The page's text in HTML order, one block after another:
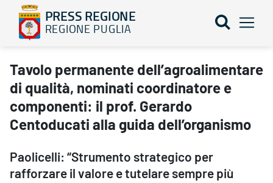
PRESS REGIONE
REGIONE PUGLIA
Tavolo permanente dell’agroalimentare di qualità, nominati
Tavolo permanente dell’agroalimentare
di qualità, nominati coordinatore e
componenti: il prof. Gerardo
Centoducati alla guida dell’organismo
Paolicelli: “Strumento strategico per
rafforzare il valore e tutelare sempre più